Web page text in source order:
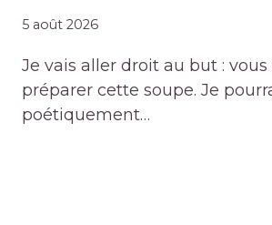
5 août 2026
Je vais aller droit au but : vous
préparer cette soupe. Je
poétiquement…